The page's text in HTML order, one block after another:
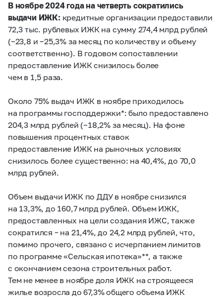
В ноябре 2024 года на четверть сократились
выдачи ИЖК: кредитные организации предоставили
72,3 тыс. рублевых ИЖК на сумму 274,4 млрд рублей
(−23,8 и−25,3% за месяц по количеству и объему
соответственно). В годовом сопоставлении
предоставление ИЖК снизилось более
чем в 1,5 раза.
Около 75% выдач ИЖК в ноябре приходилось
на программы господдержки*: было предоставлено
204,3 млрд рублей (−18,2% за месяц). На фоне
повышения процентных ставок
предоставление ИЖК на рыночных условиях
снизилось более существенно: на 40,4%, до 70,0
млрд рублей.
Объем выдачи ИЖК по ДДУ в ноябре снизился
на 13,3%, до 160,7 млрд рублей. Объем ИЖК,
предоставленных на цели создания ИЖС, также
сократился –на 21,4%, до 24,2 млрд рублей, что,
помимо прочего, связано с исчерпанием лимитов
по программе «Сельская ипотека»**, а также
с окончанием сезона строительных работ.
Тем не менее в ноябре доля ИЖК на строящееся
жилье возросла до 67,3% общего объема ИЖК